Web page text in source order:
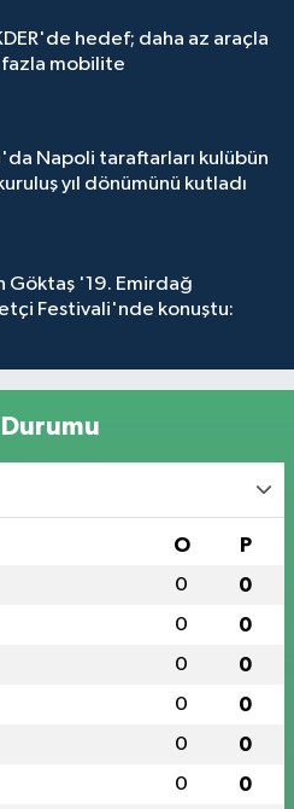
hedef; daha az araçla
fazla mobilite
Napoli taraftarları kulübün
yıl dönümünü kutladı
Göktaş '19. Emirdağ
Festivali'nde konuştu:
O P
0 0
0 0
0 0
0 0
0 0
0 0